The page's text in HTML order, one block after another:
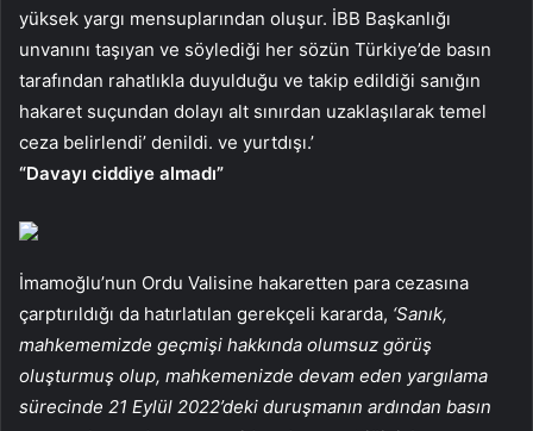
yüksek yargı mensuplarından oluşur. İBB Başkanlığı
unvanını taşıyan ve söylediği her sözün Türkiye’de basın
tarafından rahatlıkla duyulduğu ve takip edildiği sanığın
hakaret suçundan dolayı alt sınırdan uzaklaşılarak temel
ceza belirlendi’ denildi. ve yurtdışı.’
“Davayı ciddiye almadı”
İmamoğlu’nun Ordu Valisine hakaretten para cezasına
çarptırıldığı da hatırlatılan gerekçeli kararda, ‘Sanık,
mahkememizde geçmişi hakkında olumsuz görüş
oluşturmuş olup, mahkemenizde devam eden yargılama
sürecinde 21 Eylül 2022’deki duruşmanın ardından basın